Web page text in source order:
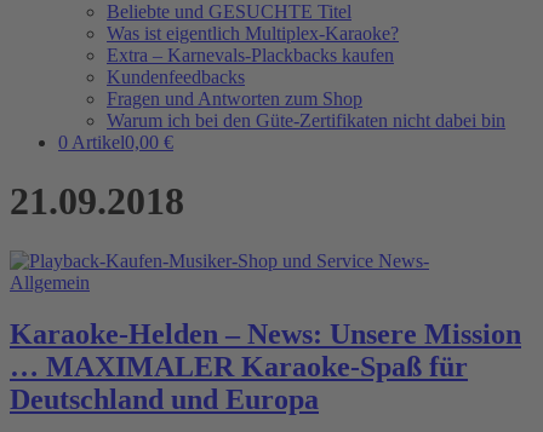
Beliebte und GESUCHTE Titel
Was ist eigentlich Multiplex-Karaoke?
Extra – Karnevals-Plackbacks kaufen
Kundenfeedbacks
Fragen und Antworten zum Shop
Warum ich bei den Güte-Zertifikaten nicht dabei bin
0 Artikel0,00 €
21.09.2018
Allgemein
Karaoke-Helden – News: Unsere Mission
… MAXIMALER Karaoke-Spaß für
Deutschland und Europa